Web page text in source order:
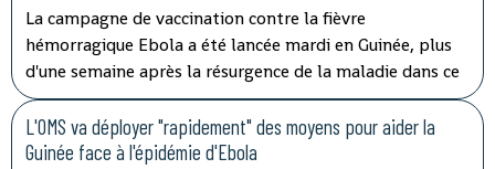
La campagne de vaccination contre la fièvre
hémorragique Ebola a été lancée mardi en Guinée, plus
d'une semaine après la résurgence de la maladie dans ce
pays d'Afrique de l'Ouest qui espère l'éradiquer "en six
semaines" selon son ministre de la Santé.
L'OMS va déployer "rapidement" des moyens pour aider la
Guinée face à l'épidémie d'Ebola